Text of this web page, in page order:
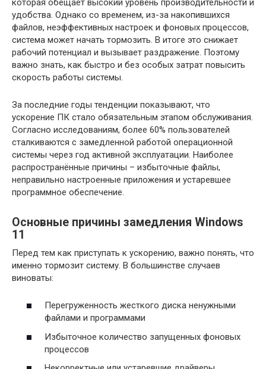
которая обещает высокий уровень производительности и
удобства. Однако со временем, из-за накопившихся
файлов, неэффективных настроек и фоновых процессов,
система может начать тормозить. В итоге это снижает
рабочий потенциал и вызывает раздражение. Поэтому
важно знать, как быстро и без особых затрат повысить
скорость работы системы.
За последние годы тенденции показывают, что
ускорение ПК стало обязательным этапом обслуживания.
Согласно исследованиям, более 60% пользователей
сталкиваются с замедленной работой операционной
системы через год активной эксплуатации. Наиболее
распространённые причины – избыточные файлы,
неправильно настроенные приложения и устаревшее
программное обеспечение.
Основные причины замедления Windows
11
Перед тем как приступать к ускорению, важно понять, что
именно тормозит систему. В большинстве случаев
виноваты:
Перегруженность жесткого диска ненужными
файлами и программами
Избыточное количество запущенных фоновых
процессов